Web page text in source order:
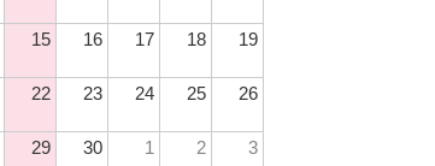
15 16 17 18 19
22 23 24 25 26
29 30 1 2 3